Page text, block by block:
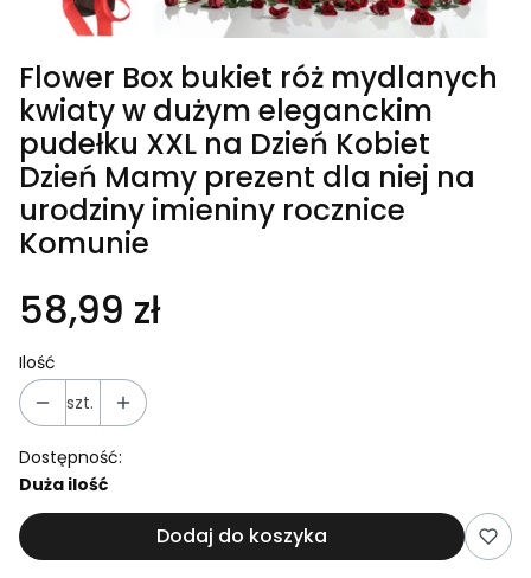
Flower Box bukiet róż mydlanych
kwiaty w dużym eleganckim
pudełku XXL na Dzień Kobiet
Dzień Mamy prezent dla niej na
urodziny imieniny rocznice
Komunie
58,99 zł
Ilość
szt.
Dostępność:
Duża ilość
Dodaj do koszyka